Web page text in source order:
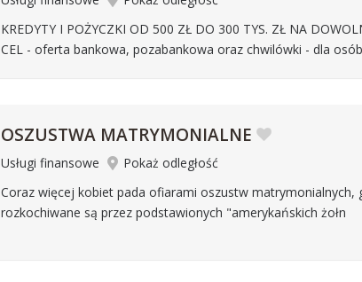
KREDYTY I POŻYCZKI OD 500 ZŁ DO 300 TYS. ZŁ NA
CEL - oferta bankowa, pozabankowa oraz chwilówki - dla osób
OSZUSTWA MATRYMONIALNE
Usługi finansowe
Pokaż odległość
Coraz więcej kobiet pada ofiarami oszustw matrymonialnych,
rozkochiwane są przez podstawionych "amerykańskich żołn